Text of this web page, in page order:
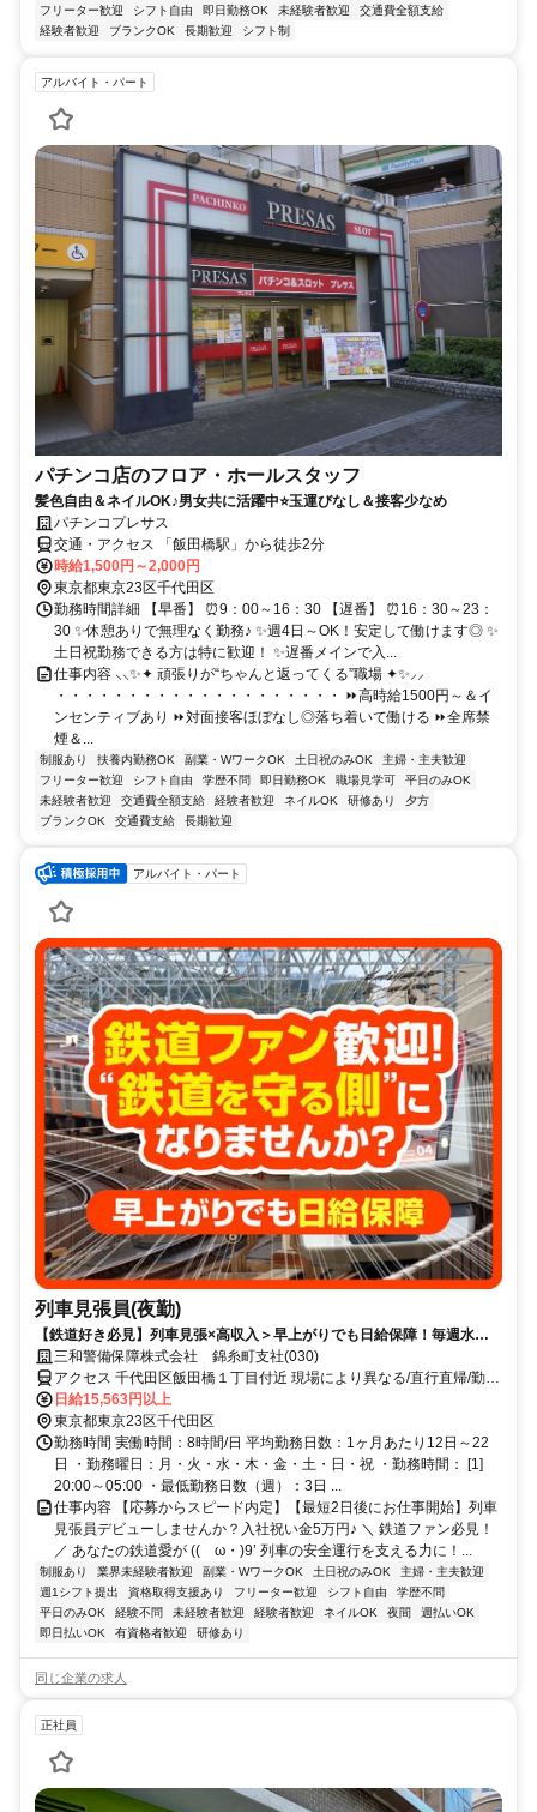
フリーター歓迎 シフト自由 即日勤務OK 未経験者歓迎
交通費全額支給
経験者歓迎
ブランクOK 長期歓迎 シフト制
アルバイト・パート
パチンコ店のフロア・ホールスタッフ
髪色自由＆ネイルOK♪男女共に活躍中⭐玉運びなし＆接客少なめ
パチンコプレサス
交通・アクセス 「飯田橋駅」から徒歩2分
時給1,500円～2,000円
東京都東京23区千代田区
勤務時間詳細 【早番】 ⏰9：00～16：30 【遅番】 ⏰16：30～23：
30 ✨休憩ありで無理なく勤務♪ ✨週4日～OK！安定して働けます◎ ✨
土日祝勤務できる方は特に歓迎！ ✨遅番メインで入...
仕事内容 ⸜⸜✨✦ 頑張りが“ちゃんと返ってくる”職場 ✦✨⸝⸝
・・・・・・・・・・・・・・・・・・・・ ⏩高時給1500円～＆イ
ンセンティブあり ⏩対面接客ほぼなし◎落ち着いて働ける ⏩全席禁
煙＆...
制服あり 扶養内勤務OK 副業・WワークOK 土日祝のみOK
主婦・主夫歓迎
フリーター歓迎
シフト自由 学歴不問 即日勤務OK 職場見学可
平日のみOK
未経験者歓迎
交通費全額支給 経験者歓迎 ネイルOK 研修あり
夕方
ブランクOK
交通費支給 長期歓迎
アルバイト・パート
列車見張員(夜勤)
【鉄道好き必見】列車見張×高収入＞早上がりでも日給保障！毎週水曜
が給料日！日払いもOK！
三和警備保障株式会社 錦糸町支社(030)
アクセス 千代田区飯田橋１丁目付近 現場により異なる/直行直帰/勤務
地相談可 ■電話面接■来社不要
日給15,563円以上
東京都東京23区千代田区
勤務時間 実働時間：8時間/日 平均勤務日数：1ヶ月あたり12日～22
日 ・勤務曜日：月・火・水・木・金・土・日・祝 ・勤務時間： [1]
20:00～05:00 ・最低勤務日数（週）：3日 ...
仕事内容 【応募からスピード内定】【最短2日後にお仕事開始】列車
見張員デビューしませんか？入社祝い金5万円♪ ＼ 鉄道ファン必見！
／ あなたの鉄道愛が ((ゝω・)9’ 列車の安全運行を支える力に！...
制服あり 業界未経験者歓迎 副業・WワークOK 土日祝のみOK
主婦・主夫歓迎
週1シフト提出
資格取得支援あり フリーター歓迎 シフト自由
学歴不問
平日のみOK
経験不問 未経験者歓迎 経験者歓迎 ネイルOK 夜間
週払いOK
即日払いOK
有資格者歓迎 研修あり
同じ企業の求人
正社員